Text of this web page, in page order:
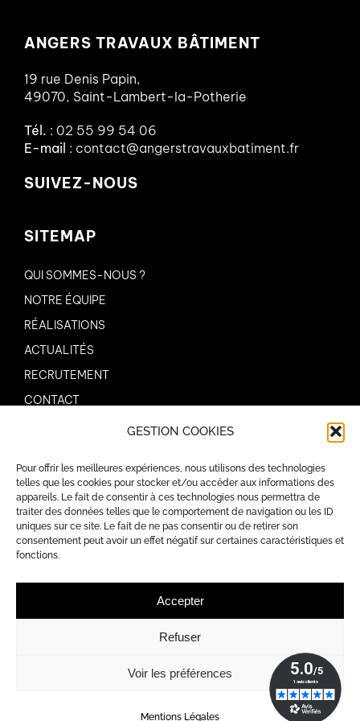
GESTION COOKIES
Pour offrir les meilleures expériences, nous utilisons des technologies
telles que les cookies pour stocker et/ou accéder aux informations des
appareils. Le fait de consentir à ces technologies nous permettra de
traiter des données telles que le comportement de navigation ou les ID
uniques sur ce site. Le fait de ne pas consentir ou de retirer son
consentement peut avoir un effet négatif sur certaines caractéristiques et
fonctions.
Accepter
Refuser
Voir les préférences
Mentions Légales
ANGERS TRAVAUX BÂTIMENT
19 rue Denis Papin,
49070, Saint-Lambert-la-Potherie
Tél. : 02 55 99 54 06
E-mail : contact@angerstravauxbatiment.fr
SUIVEZ-NOUS
SITEMAP
QUI SOMMES-NOUS ?
NOTRE ÉQUIPE
RÉALISATIONS
ACTUALITÉS
RECRUTEMENT
CONTACT
MENTIONS LÉGALES
POLITIQUE DE CONFIDENTIALITÉ
POLITIQUE DE COOKIES (UE)
RGE QUALIBAT
© Copyright Angers Travaux Bâtiment – Site réalisé parHeewo